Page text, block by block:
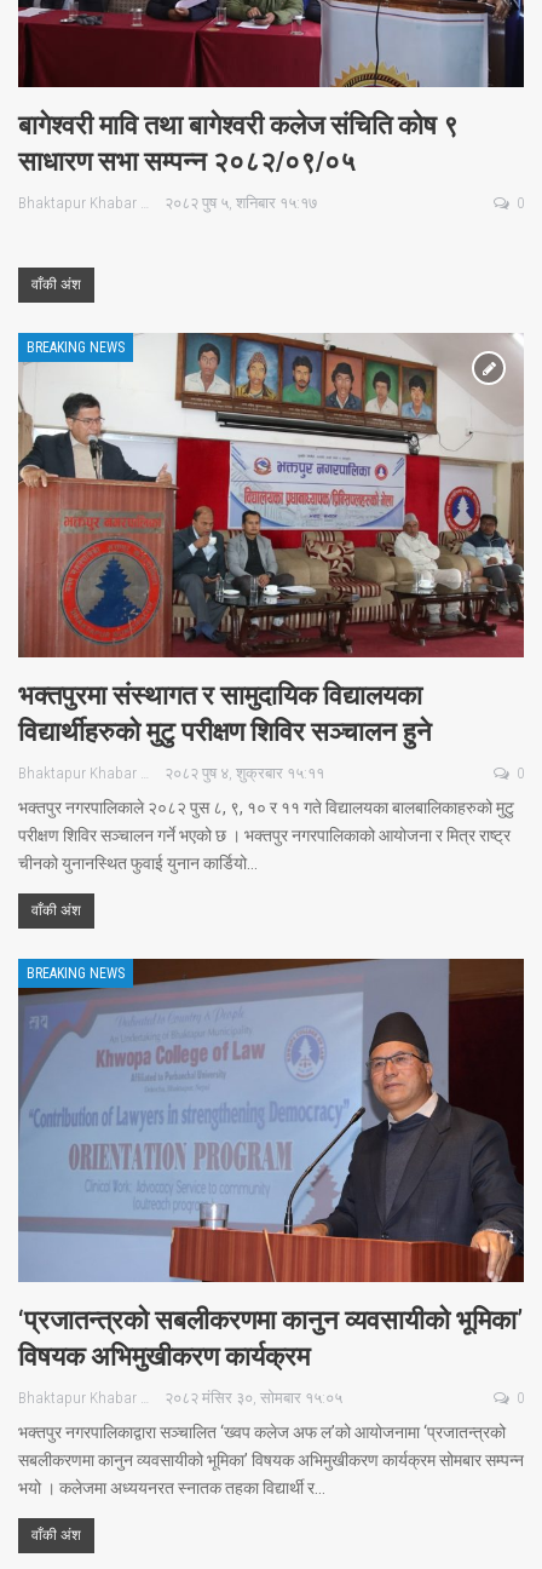
बागेश्वरी मावि तथा बागेश्वरी कलेज संचिति कोष ९
साधारण सभा सम्पन्न २०८२/०९/०५
Bhaktapur Khabar २०८२ पुष ५, शनिबार १५:१७ 0
वाँकी अंश
BREAKING NEWS
भक्तपुरमा संस्थागत र सामुदायिक विद्यालयका
विद्यार्थीहरुको मुटु परीक्षण शिविर सञ्चालन हुने
२०८२ पुष ४, शुक्रबार १५:११ 0
भक्तपुर नगरपालिकाले २०८२ पुस ८, ९, १० र ११ गते विद्यालयका बालबालिकाहरुको मुटु
परीक्षण शिविर सञ्चालन गर्ने भएको छ । भक्तपुर नगरपालिकाको आयोजना र मित्र राष्ट्र
चीनको युनानस्थित फुवाई युनान कार्डियो…
वाँकी अंश
BREAKING NEWS
‘प्रजातन्त्रको सबलीकरणमा कानुन व्यवसायीको भूमिका’
विषयक अभिमुखीकरण कार्यक्रम
Bhaktapur Khabar २०८२ मंसिर ३०, सोमबार १५:०५ 0
भक्तपुर नगरपालिकाद्वारा सञ्चालित ‘ख्वप कलेज अफ ल’को आयोजनामा ‘प्रजातन्त्रको
सबलीकरणमा कानुन व्यवसायीको भूमिका’ विषयक अभिमुखीकरण कार्यक्रम सोमबार सम्पन्न
भयो । कलेजमा अध्ययनरत स्नातक तहका विद्यार्थी र…
वाँकी अंश